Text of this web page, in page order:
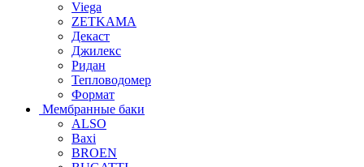
Viega
ZETKAMA
Декаст
Джилекс
Ридан
Тепловодомер
Формат
Мембранные баки
ALSO
Baxi
BROEN